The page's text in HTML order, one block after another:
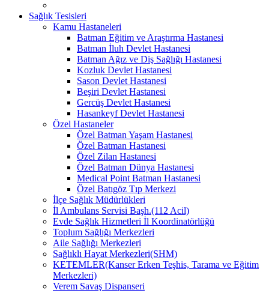
Sağlık Tesisleri
Kamu Hastaneleri
Batman Eğitim ve Araştırma Hastanesi
Batman İluh Devlet Hastanesi
Batman Ağız ve Diş Sağlığı Hastanesi
Kozluk Devlet Hastanesi
Sason Devlet Hastanesi
Beşiri Devlet Hastanesi
Gercüş Devlet Hastanesi
Hasankeyf Devlet Hastanesi
Özel Hastaneler
Özel Batman Yaşam Hastanesi
Özel Batman Hastanesi
Özel Zilan Hastanesi
Özel Batman Dünya Hastanesi
Medical Point Batman Hastanesi
Özel Batıgöz Tıp Merkezi
İlçe Sağlık Müdürlükleri
İl Ambulans Servisi Başh.(112 Acil)
Evde Sağlık Hizmetleri İl Koordinatörlüğü
Toplum Sağlığı Merkezleri
Aile Sağlığı Merkezleri
Sağlıklı Hayat Merkezleri(SHM)
KETEMLER(Kanser Erken Teşhis, Tarama ve Eğitim
Merkezleri)
Verem Savaş Dispanseri